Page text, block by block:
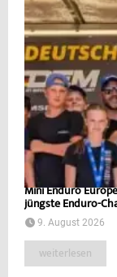
Mini Enduro
jüngste Enduro-
9. August 2026
weiterlesen